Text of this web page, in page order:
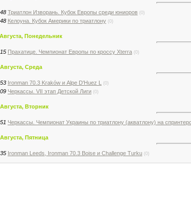
Триатлон Изворань. Кубок Европы среди юниоров (0)
Келоуна. Кубок Америки по триатлону (0)
Понедельник
Прахатице. Чемпионат Европы по кроссу Xterra (0)
Среда
Ironman 70.3 Kraków и Alpe D'Huez L (0)
Черкассы. VII этап Детской Лиги (0)
Вторник
Черкассы. Чемпионат Украины по триатлону (акватлону) на
Пятница
Ironman Leeds, Ironman 70.3 Boise и Challenge Turku (0)